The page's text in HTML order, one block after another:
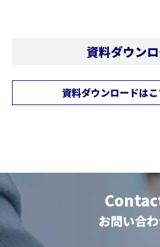
資料ダウン
資料ダウンロードはこ
お問い合